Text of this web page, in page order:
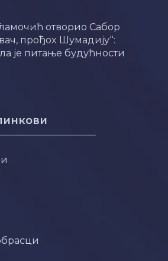
отворио Сабор
прођох Шумадију“:
је питање будућности